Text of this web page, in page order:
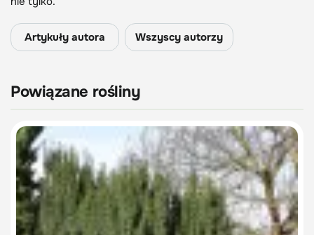
Artykuły autora Wszyscy autorzy
Powiązane rośliny